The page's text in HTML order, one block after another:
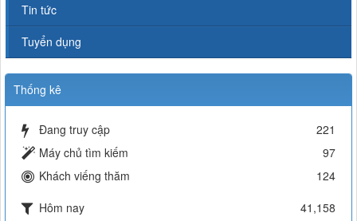
Tin tức
Tuyển dụng
Thống kê
Đang truy cập
221
Máy chủ tìm kiếm
97
Khách viếng thăm
124
Hôm nay
41,158